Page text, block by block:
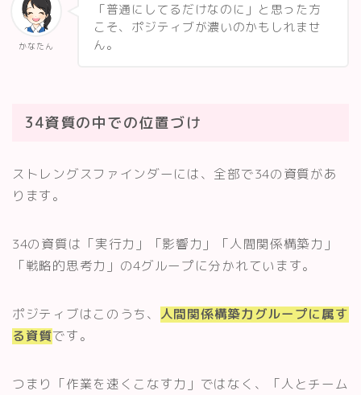
かなたん
「普通にしてるだけなのに」と思った方
こそ、ポジティブが濃いのかもしれませ
ん。
34資質の中での位置づけ
ストレングスファインダーには、全部で34の資質があ
ります。
34の資質は「実行力」「影響力」「人間関係構築力」
「戦略的思考力」の4グループに分かれています。
ポジティブはこのうち、 人間関係構築力グループに属す
る資質です。
つまり「作業を速くこなす力」ではなく、「人とチーム